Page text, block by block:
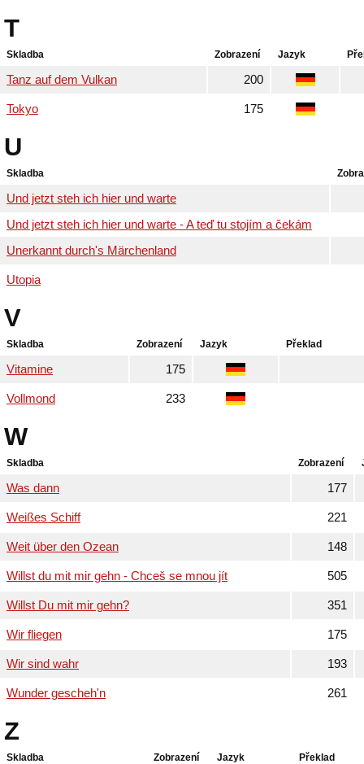
T
Skladba Zobrazení Jazyk
Tanz auf dem Vulkan 200
Tokyo 175
U
Skladba
Und jetzt steh ich hier und warte
Und jetzt steh ich hier und warte - A teď tu stojím a čekám
Unerkannt durch's Märchenland
Utopia
V
Skladba Zobrazení Jazyk Překlad
Vitamine 175
Vollmond 233
W
Skladba Zobrazení
Was dann 177
Weißes Schiff 221
Weit über den Ozean 148
Willst du mit mir gehn - Chceš se mnou jít 505
Willst Du mit mir gehn? 351
Wir fliegen 175
Wir sind wahr 193
Wunder gescheh'n 261
Z
Skladba Zobrazení Jazyk Překlad